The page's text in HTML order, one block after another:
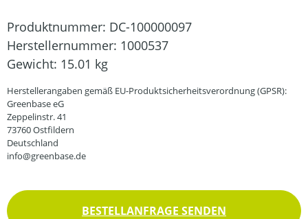
Produktnummer: DC-100000097
Herstellernummer: 1000537
Gewicht: 15.01 kg
Herstellerangaben gemäß EU-Produktsicherheitsverordnung (GPSR):
Greenbase eG
Zeppelinstr. 41
73760 Ostfildern
Deutschland
info@greenbase.de
BESTELLANFRAGE SENDEN